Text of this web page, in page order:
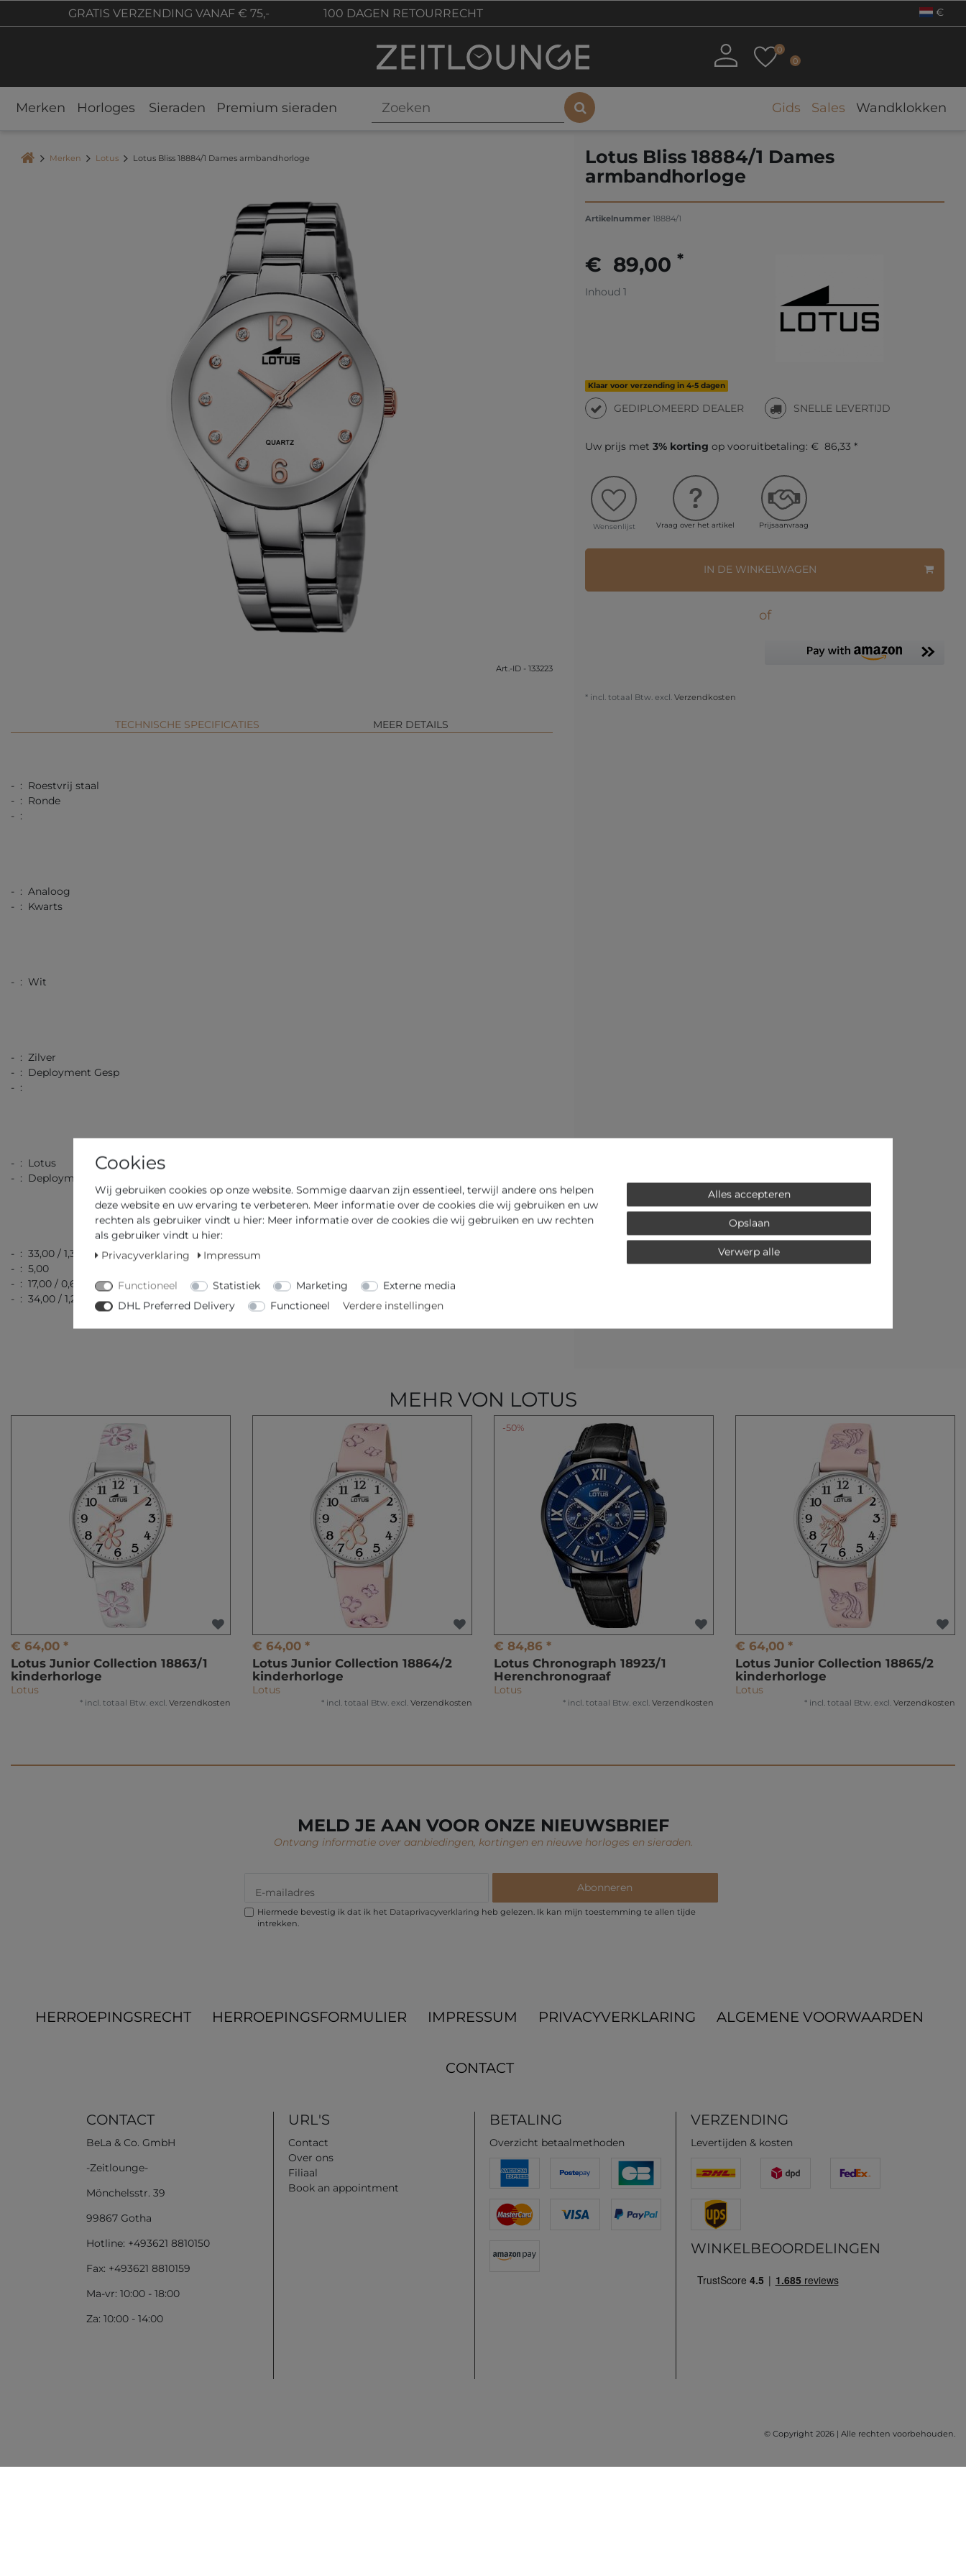
GRATIS VERZENDING VANAF € 75,- 100 DAGEN RETOURRECHT €
0
0
Merken Horloges Sieraden Premium sieraden Gids Sales Wandklokken
Merken Lotus Lotus Bliss 18884/1 Dames armbandhorloge
Art.-ID - 133223
TECHNISCHE SPECIFICATIES MEER DETAILS
- : Roestvrij staal
- : Ronde
- :
- : Analoog
- : Kwarts
- : Wit
- : Zilver
- : Deployment Gesp
- :
- : Lotus
- : Deployment Gesp
- : 33,00 / 1,30
- : 5,00
- : 17,00 / 0,67
- : 34,00 / 1,20
Lotus Bliss 18884/1 Dames
armbandhorloge
Artikelnummer 18884/1
€ 89,00 *
Inhoud 1
Klaar voor verzending in 4-5 dagen
GEDIPLOMEERD DEALER SNELLE LEVERTIJD
Uw prijs met 3% korting op vooruitbetaling: € 86,33 *
Wensenlijst Vraag over het artikel Prijsaanvraag
IN DE WINKELWAGEN
of
* incl. totaal Btw. excl. Verzendkosten
MEHR VON LOTUS
€ 64,00 *
Lotus Junior Collection 18863/1
kinderhorloge
Lotus
* incl. totaal Btw. excl. Verzendkosten
€ 64,00 *
Lotus Junior Collection 18864/2
kinderhorloge
Lotus
* incl. totaal Btw. excl. Verzendkosten
-50%
€ 84,86 *
Lotus Chronograph 18923/1
Herenchronograaf
Lotus
* incl. totaal Btw. excl. Verzendkosten
€ 64,00 *
Lotus Junior Collection 18865/2
kinderhorloge
Lotus
* incl. totaal Btw. excl. Verzendkosten
MELD JE AAN VOOR ONZE NIEUWSBRIEF
Ontvang informatie over aanbiedingen, kortingen en nieuwe horloges en sieraden.
Abonneren
Hiermede bevestig ik dat ik het Data­privacy­verklaring heb gelezen. Ik kan mijn toestemming te allen tijde
intrekken.
HERROEPINGS­RECHT HERROEPINGS­FORMULIER IMPRESSUM PRIVACYVERKLARING ALGEMENE VOORWAARDEN
CONTACT
CONTACT
BeLa & Co. GmbH
-Zeitlounge-
Mönchelsstr. 39
99867 Gotha
Hotline: +493621 8810150
Fax: +493621 8810159
Ma-vr: 10:00 - 18:00
Za: 10:00 - 14:00
URL'S
Contact
Over ons
Filiaal
Book an appointment
BETALING
Overzicht betaalmethoden
VERZENDING
Levertijden & kosten
WINKELBEOORDELINGEN
© Copyright 2026 | Alle rechten voorbehouden.
Cookies
Wij gebruiken cookies op onze website. Sommige daarvan zijn essentieel, terwijl andere ons helpen
deze website en uw ervaring te verbeteren. Meer informatie over de cookies die wij gebruiken en uw
rechten als gebruiker vindt u hier: Meer informatie over de cookies die wij gebruiken en uw rechten
als gebruiker vindt u hier:
Privacyverklaring
Impressum
Functioneel Statistiek Marketing
Externe media
DHL Preferred Delivery
Functioneel Verdere instellingen
Alles accepteren
Opslaan
Verwerp alle